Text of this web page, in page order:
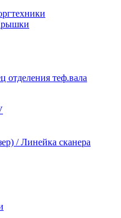
отделения теф.вала
/ Линейка сканера